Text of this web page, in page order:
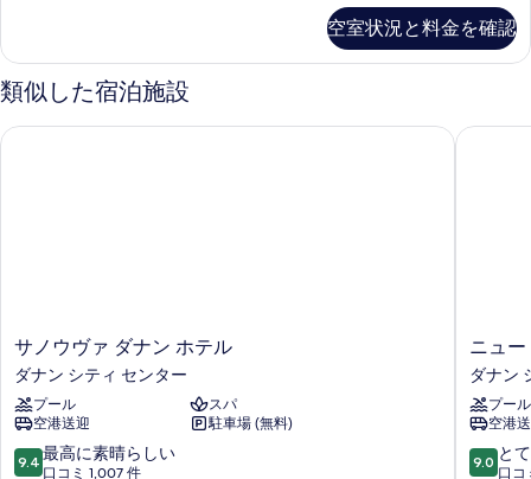
ド
2
台
リ
す
べ
て
の
シ
ン
グ
ベ
細
空室状況と料金を確認
類似した宿泊施設
サ
ノ
ウ
ヴ
ァ
ダ
ナ
サノウヴァ ダナン ホテル
ダナン シティ センター
プール
スパ
空港送迎
駐車場 (無料)
10
段
9.4 最高に素晴らしい
口コミ 1,007 件
サノウヴァ ダナン ホテル
ニ
ュ
ー
オ
リ
エ
ン
ニュ
ダナン
プール
空港
10
段
9.0 と
口コ
ニュー